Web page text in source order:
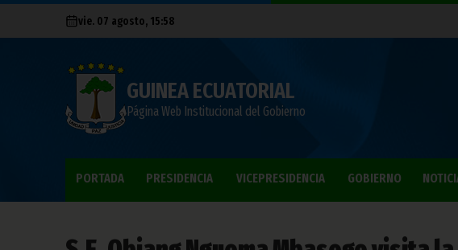
vie. 07 agosto, 15:58
GUINEA ECUATORIAL
Página Web Institucional del Gobierno
PORTADA PRESIDENCIA VICEPRESIDENCIA GOBIERNO